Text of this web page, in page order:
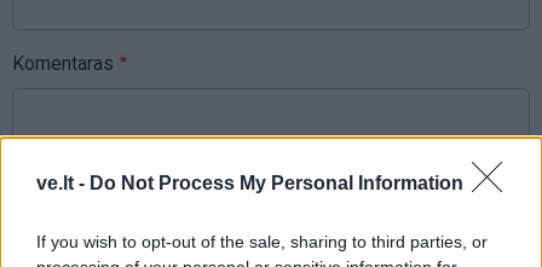
ve.lt - Do Not Process My Personal Information
If you wish to opt-out of the sale, sharing to third parties, or
Komentaras